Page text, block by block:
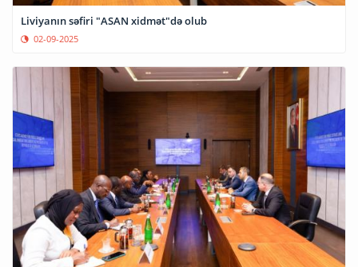
Liviyanın səfiri "ASAN xidmət"də olub
02-09-2025